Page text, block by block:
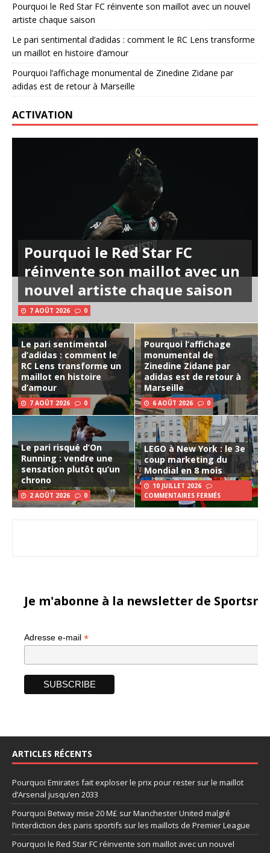
Pourquoi le Red Star FC réinvente son maillot avec un nouvel
artiste chaque saison
Le pari sentimental d’adidas : comment le RC Lens transforme
un maillot en histoire d’amour
Pourquoi l’affichage monumental de Zinedine Zidane par
adidas est de retour à Marseille
ACTIVATION
Pourquoi le Red Star FC
réinvente son maillot avec un
nouvel artiste chaque saison
7 AOÛT 2026 0
Le pari sentimental
d’adidas : comment le
RC Lens transforme un
maillot en histoire
d’amour
7 AOÛT 2026 0
Pourquoi l’affichage
monumental de
Zinedine Zidane par
adidas est de retour à
Marseille
6 AOÛT 2026 0
Le pari risqué d’On
Running : vendre une
sensation plutôt qu’un
chrono
2 AOÛT 2026 0
LEGO à New York : le 3e
coup marketing du
Mondial en 8 mois
10 JUILLET 2026
COMMENTAIRES FERMÉS
Je m'abonne à la newsletter de
Adresse e-mail *
ARTICLES RÉCENTS
Pourquoi Emirates fait exploser le prix pour rester sur le maillot
d’Arsenal jusqu’en 2033
Pourquoi Betway mise 20 M£ sur Manchester United malgré
l’interdiction des paris sportifs sur les maillots de Premier League
Pourquoi le Red Star FC réinvente son maillot avec un nouvel